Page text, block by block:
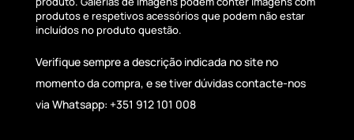
produtos e respetivos acessórios que podem não estar
incluídos no produto questão.
Verifique sempre a descrição indicada no site no
momento da compra, e se tiver dúvidas contacte-nos
via Whatsapp: +351 912 101 008